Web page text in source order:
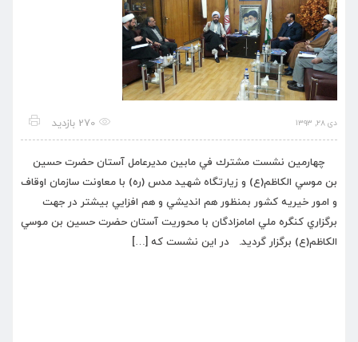
دی ۲۸, ۱۳۹۳ 270 بازدید
چهارمين نشست مشترك في مابين مديرعامل آستان حضرت حسين
بن موسي الكاظم(ع) و زیارتگاه شهید مدس (ره) با معاونت سازمان اوقاف
و امور خيريه كشور بمنظور هم انديشي و هم افزايي بيشتر در جهت
برگزاري كنگره ملي امامزادگان با محوريت آستان حضرت حسين بن موسي
الكاظم(ع) برگزار گرديد. در اين نشست كه […]